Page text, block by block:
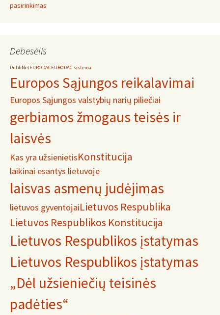
pasirinkimas
Debesėlis
DubliNetEURODACEURODAC sistema
Europos Sąjungos reikalavimai
Europos Sąjungos valstybių narių piliečiai
gerbiamos žmogaus teisės ir
laisvės
Kas yra užsienietisKonstitucija
laikinai esantys lietuvoje
laisvas asmenų judėjimas
lietuvos gyventojaiLietuvos Respublika
Lietuvos Respublikos Konstitucija
Lietuvos Respublikos įstatymas
Lietuvos Respublikos įstatymas
„Dėl užsieniečių teisinės
padėties“